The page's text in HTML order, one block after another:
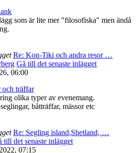
som är lite mer "filosofiska" men ändå
Re: Kon-Tiki och andra resor …
Gå till det senaste inlägget
06:00
och träffar
olika typer av evenemang.
båtträffar, mässor etc
Re: Segling island,Shetland, …
till det senaste inlägget
07:15